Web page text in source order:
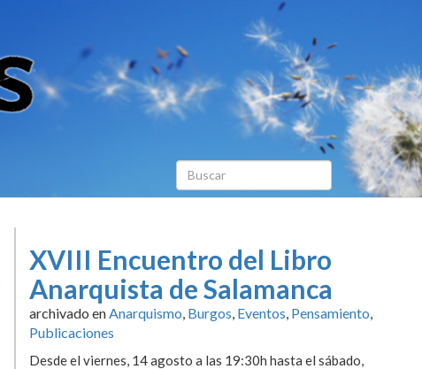
XVIII Encuentro del Libro
Anarquista de Salamanca
archivado enAnarquismo, Burgos, Eventos, Pensamiento,
Publicaciones
Desde el viernes, 14 agosto a las 19:30h hasta el sábado,